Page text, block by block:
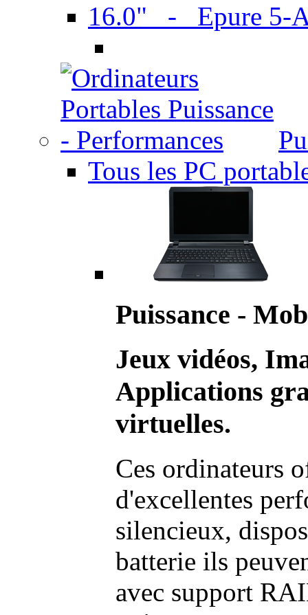
16.0" - Epure 5-
Tous les PC
Puissance -
Jeux vidéos,
Applications
virtuelles.
Ces ordinateurs
d'excellentes
silencieux,
batterie ils
avec support